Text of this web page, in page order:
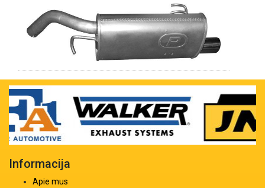
Informacija
Apie mus